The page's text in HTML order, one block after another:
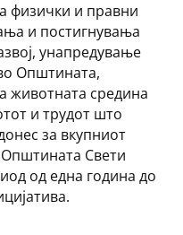
физички и правни
и постигнувања
унапредување
Општината,
животната средина
и трудот што
за вкупниот
Свети
од една година до